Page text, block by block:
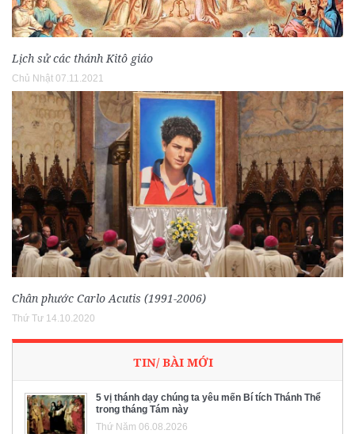
Lịch sử các thánh Kitô giáo
Chủ Nhật 07.11.2021
Chân phước Carlo Acutis (1991-2006)
Thứ Tư 14.10.2020
TIN/ BÀI MỚI
5 vị thánh dạy chúng ta yêu mến Bí tích Thánh Thể
trong tháng Tám này
Thứ Năm 06.08.2026